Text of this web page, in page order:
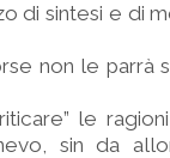
sintesi e di
non le parrà
le
sin da